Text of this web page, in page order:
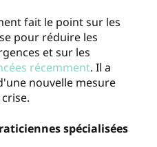
fait le point sur les
pour réduire les
et sur les
récemment. Il a
nouvelle mesure
spécialisées